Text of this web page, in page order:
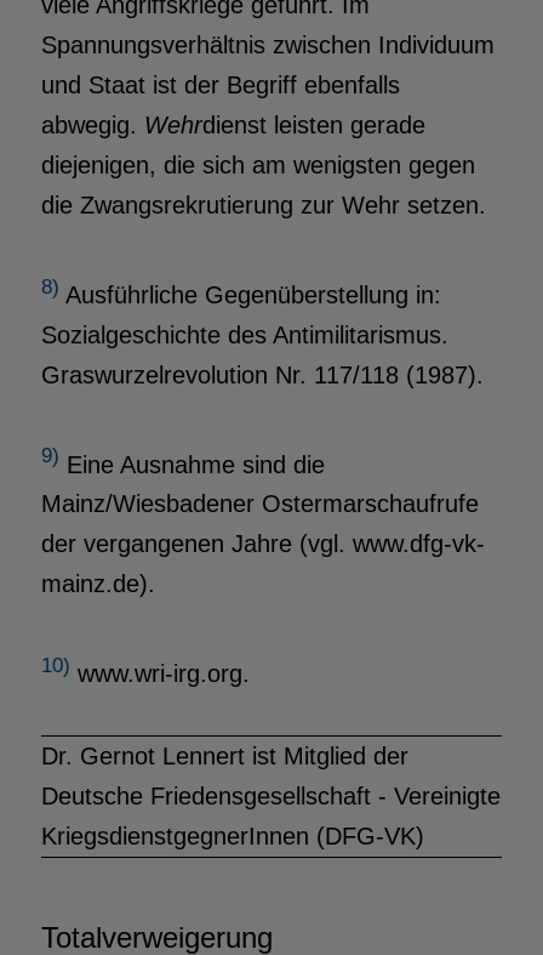
Spannungsverhältnis zwischen Individuum
und Staat ist der Begriff ebenfalls
abwegig. Wehrdienst leisten gerade
diejenigen, die sich am wenigsten gegen
die Zwangsrekrutierung zur Wehr setzen.
8) Ausführliche Gegenüberstellung in:
Sozialgeschichte des Antimilitarismus.
Graswurzelrevolution Nr. 117/118 (1987).
9) Eine Ausnahme sind die
Mainz/Wiesbadener Ostermarschaufrufe
der vergangenen Jahre (vgl. www.dfg-vk-
mainz.de).
10) www.wri-irg.org.
Dr. Gernot Lennert ist Mitglied der
Deutsche Friedensgesellschaft - Vereinigte
KriegsdienstgegnerInnen (DFG-VK)
Totalverweigerung